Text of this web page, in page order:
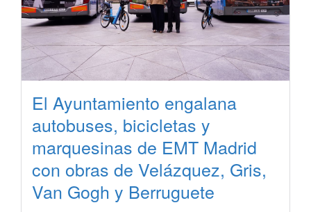
El Ayuntamiento engalana
autobuses, bicicletas y
marquesinas de EMT Madrid
con obras de Velázquez, Gris,
Van Gogh y Berruguete